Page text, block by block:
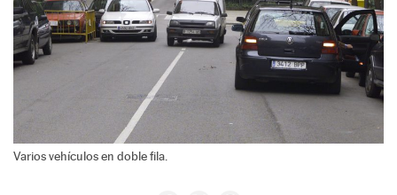
Varios vehículos en doble fila.